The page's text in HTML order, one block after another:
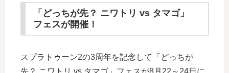
「どっちが先？ ニワトリ vs タマゴ」
フェスが開催！
スプラトゥーン2の3周年を記念して「どっちが